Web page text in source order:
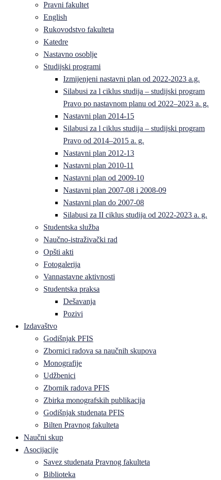
Pravni fakultet
English
Rukovodstvo fakulteta
Katedre
Nastavno osoblje
Studijski programi
Izmijenjeni nastavni plan od 2022-2023 a.g.
Silabusi za l ciklus studija – studijski program
Pravo po nastavnom planu od 2022–2023 a. g.
Nastavni plan 2014-15
Silabusi za l ciklus studija – studijski program
Pravo od 2014–2015 a. g.
Nastavni plan 2012-13
Nastavni plan 2010-11
Nastavni plan od 2009-10
Nastavni plan 2007-08 i 2008-09
Nastavni plan do 2007-08
Silabusi za II ciklus studija od 2022-2023 a. g.
Studentska služba
Naučno-istraživački rad
Opšti akti
Fotogalerija
Vannastavne aktivnosti
Studentska praksa
Dešavanja
Pozivi
Izdavaštvo
Godišnjak PFIS
Zbornici radova sa naučnih skupova
Monografije
Udžbenici
Zbornik radova PFIS
Zbirka monografskih publikacija
Godišnjak studenata PFIS
Bilten Pravnog fakulteta
Naučni skup
Asocijacije
Savez studenata Pravnog fakulteta
Biblioteka